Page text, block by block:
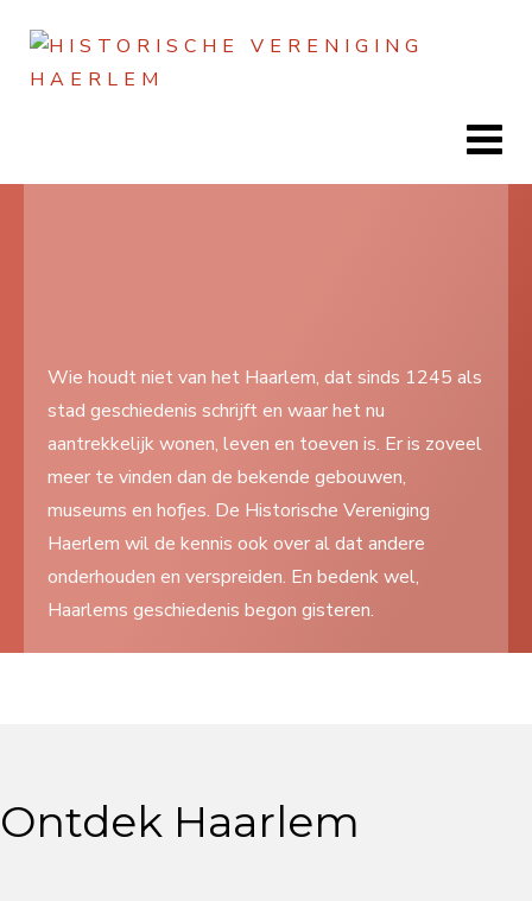
Lezen
Over ons
Search
Wie houdt niet van het Haarlem, dat sinds 1245 als
stad geschiedenis schrijft en waar het nu
aantrekkelijk wonen, leven en toeven is. Er is zoveel
meer te vinden dan de bekende gebouwen,
museums en hofjes. De Historische Vereniging
Haerlem wil de kennis ook over al dat andere
onderhouden en verspreiden. En bedenk wel,
Haarlems geschiedenis begon gisteren.
Ontdek Haarlem